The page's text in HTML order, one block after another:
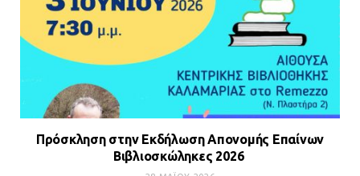
Πρόσκληση στην Εκδήλωση Απονομής Επαίνων
Βιβλιοσκώληκες 2026